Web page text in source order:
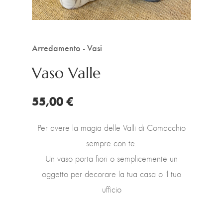
Arredamento - Vasi
Vaso Valle
55,00 €
Per avere la magia delle Valli di Comacchio
sempre con te.
Un vaso porta fiori o semplicemente un
oggetto per decorare la tua casa o il tuo
ufficio